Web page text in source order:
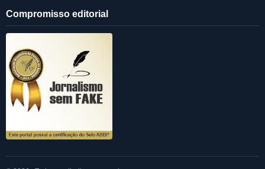
Compromisso editorial